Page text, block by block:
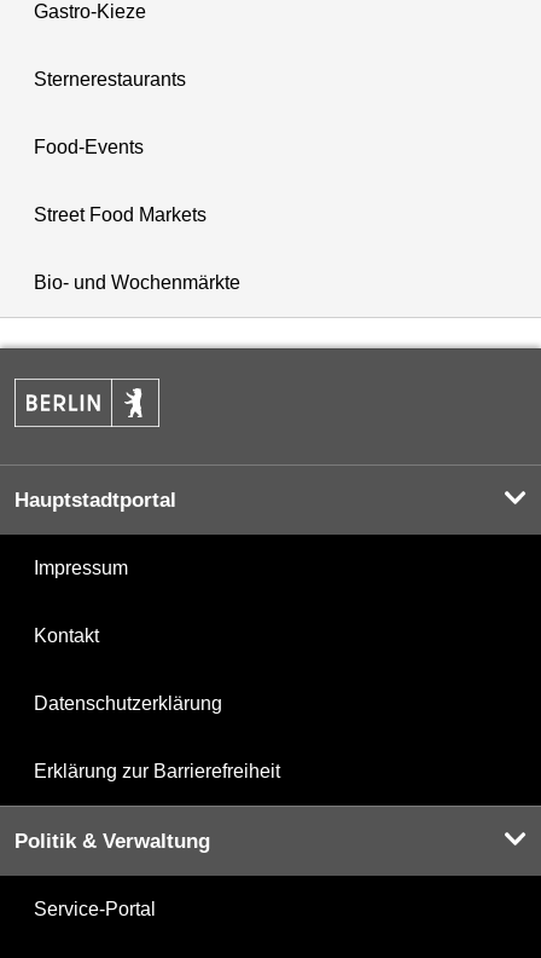
Gastro-Kieze
Sternerestaurants
Food-Events
Street Food Markets
Bio- und Wochenmärkte
Hauptstadtportal
Impressum
Kontakt
Datenschutzerklärung
Erklärung zur Barrierefreiheit
Politik & Verwaltung
Service-Portal